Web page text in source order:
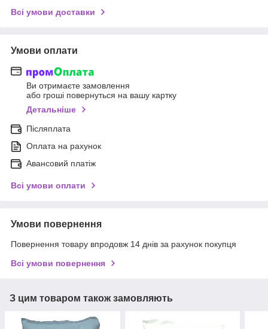
Всі умови доставки
Умови оплати
Ви отримаєте замовлення
або гроші повернуться на вашу картку
Детальніше
Післяплата
Оплата на рахунок
Авансовий платіж
Всі умови оплати
Умови повернення
Повернення товару впродовж 14 днів за рахунок покупця
Всі умови повернення
З цим товаром також замовляють